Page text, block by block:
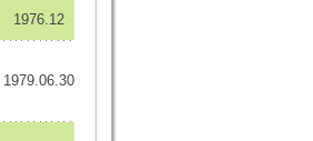
1976.12
1979.06.30